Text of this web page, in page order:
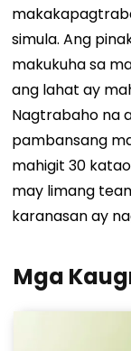
simula. Ang
makukuha sa
ang lahat ay
Nagtrabaho na
pambansang
mahigit 30
may limang
karanasan ay
Mga